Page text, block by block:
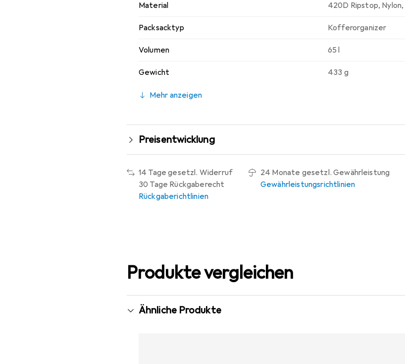
Material 420D Ripstop, Nylon,
Packsacktyp Kofferorganizer
Volumen 65 l
Gewicht 433 g
Mehr anzeigen
Preisentwicklung
14 Tage gesetzl. Widerruf
30 Tage Rückgaberecht
Rückgaberichtlinien
24 Monate gesetzl. Gewährleistung
Gewährleistungsrichtlinien
Produkte vergleichen
Ähnliche Produkte